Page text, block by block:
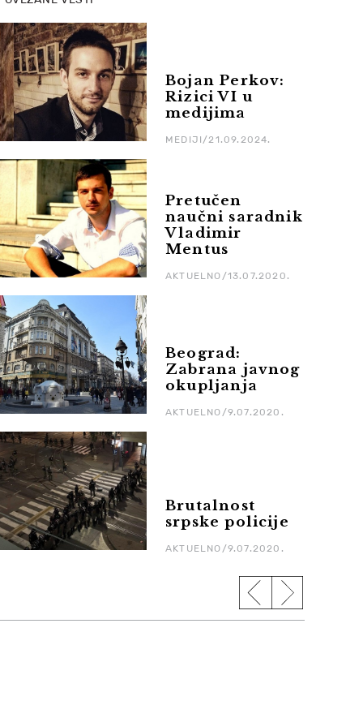
Bojan Perkov:
Rizici VI u
medijima
MEDIJI/21.09.2024.
Pretučen
naučni saradnik
Vladimir
Mentus
AKTUELNO/13.07.2020.
Beograd:
Zabrana javnog
okupljanja
AKTUELNO/9.07.2020.
Brutalnost
srpske policije
AKTUELNO/9.07.2020.